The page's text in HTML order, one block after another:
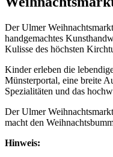
Der Ulmer
handgemachtes
Kulisse des höchsten
Kinder erleben die
Münsterportal, eine breite
Spezialitäten und das
Der Ulmer
macht den
Hinweis: